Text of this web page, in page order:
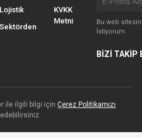
Lojistik
Sektörden
KVKK
Metni
Bu web
İstiyorum
BİZİ TAKİP
ile ilgili bilgi içinÇerez Politikamızı